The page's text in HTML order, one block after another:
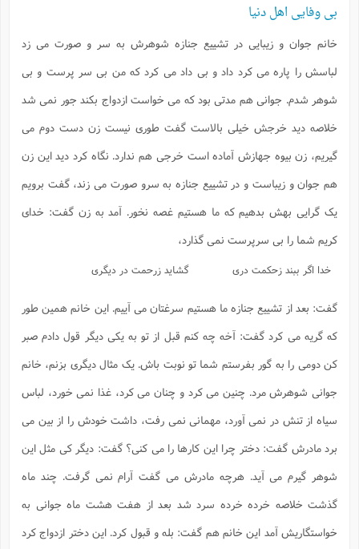
بی وفایی اهل دنیا
خانم جوان و زیبایی در تشییع جنازه شوهرش به سر و صورت می زد
لباسش را پاره می کرد داد و بی داد می کرد که من بی سر پرست و بی
شوهر شدم. جوانی هم مدتی بود که می خواست ازدواج بکند جور نمی شد
خلاصه دید خرجش خیلی بالاست گفت طوری نیست زن دست دوم می
گیریم، زن بیوه جهازش آماده است خرجی هم ندارد. نگاه کرد دید این زن
هم جوان و زیباست و در تشییع جنازه به سرو صورت می زند، گفت برویم
یک گرایی بهش بدهیم که ما هستیم غصه نخور. آمد به زن گفت: خدای
کریم شما را بی سرپرست نمی گذارد،
خدا اگر ببند زحکمت دری گشاید زرحمت در دیگری
گفت: بعد از تشییع جنازه ما هستیم سرغتان می آییم. این خانم همین طور
که گریه می کرد گفت: آخه چه کنم قبل از تو به یکی دیگر قول دادم صبر
کن دومی را به گور بفرستم شما تو نوبت باش. یک مثال دیگری بزنم، خانم
جوانی شوهرش مرد. چنین می کرد و چنان می کرد، غذا نمی خورد، لباس
سیاه از تنش در نمی آورد، مهمانی نمی رفت، داشت خودش را از بین می
برد مادرش گفت: دختر چرا این کارها را می کنی؟ گفت: دیگر کی مثل این
شوهر گیرم می آید. هرچه مادرش می گفت آرام نمی گرفت. چند ماه
گذشت خلاصه خرده خرده سرد شد بعد از هفت هشت ماه جوانی به
خواستگاریش آمد این خانم هم گفت: بله و قبول کرد. این دختر ازدواج کرد